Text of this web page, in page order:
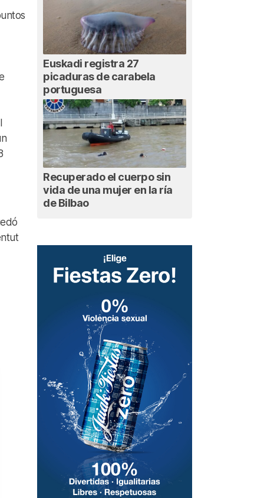
Euskadi registra 27
picaduras de carabela
portuguesa
Recuperado el cuerpo sin
vida de una mujer en la ría
de Bilbao